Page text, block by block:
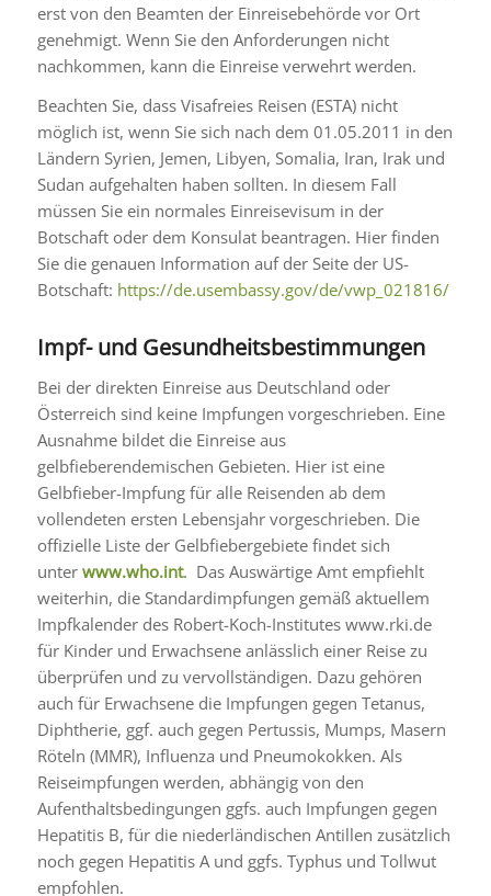
erst von den Beamten der Einreisebehörde vor Ort
genehmigt. Wenn Sie den Anforderungen nicht
nachkommen, kann die Einreise verwehrt werden.
Beachten Sie, dass Visafreies Reisen (ESTA) nicht
möglich ist, wenn Sie sich nach dem 01.05.2011 in den
Ländern Syrien, Jemen, Libyen, Somalia, Iran, Irak und
Sudan aufgehalten haben sollten. In diesem Fall
müssen Sie ein normales Einreisevisum in der
Botschaft oder dem Konsulat beantragen. Hier finden
Sie die genauen Information auf der Seite der US-
Botschaft: https://de.usembassy.gov/de/vwp_021816/
Impf- und Gesundheitsbestimmungen
Bei der direkten Einreise aus Deutschland oder
Österreich sind keine Impfungen vorgeschrieben. Eine
Ausnahme bildet die Einreise aus
gelbfieberendemischen Gebieten. Hier ist eine
Gelbfieber-Impfung für alle Reisenden ab dem
vollendeten ersten Lebensjahr vorgeschrieben. Die
offizielle Liste der Gelbfiebergebiete findet sich
unter www.who.int. Das Auswärtige Amt empfiehlt
weiterhin, die Standardimpfungen gemäß aktuellem
Impfkalender des Robert-Koch-Institutes www.rki.de
für Kinder und Erwachsene anlässlich einer Reise zu
überprüfen und zu vervollständigen. Dazu gehören
auch für Erwachsene die Impfungen gegen Tetanus,
Diphtherie, ggf. auch gegen Pertussis, Mumps, Masern
Röteln (MMR), Influenza und Pneumokokken. Als
Reiseimpfungen werden, abhängig von den
Aufenthaltsbedingungen ggfs. auch Impfungen gegen
Hepatitis B, für die niederländischen Antillen zusätzlich
noch gegen Hepatitis A und ggfs. Typhus und Tollwut
empfohlen.